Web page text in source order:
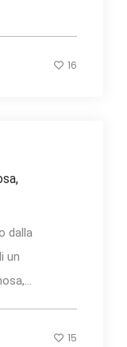
16
dalla
un
15